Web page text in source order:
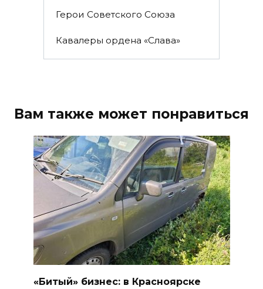
Герои Советского Союза
Кавалеры ордена «Слава»
Вам также может понравиться
«Битый» бизнес: в Красноярске